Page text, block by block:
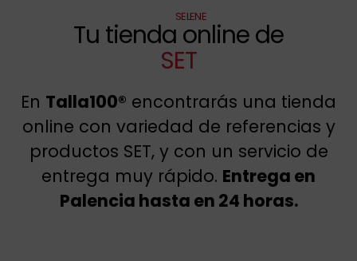
SELENE
Tu tienda online de
SET
En Talla100® encontrarás una tienda
online con variedad de referencias y
productos SET, y con un servicio de
entrega muy rápido. Entrega en
Palencia hasta en 24 horas.